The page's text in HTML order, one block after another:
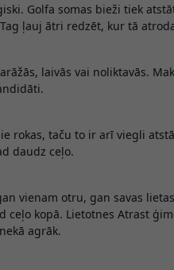
Golfa somas bieži tiek
ļauj ātri redzēt, kur tā
laivās vai noliktavās.
rokas, taču to ir arī viegli
daudz ceļo.
vienam otru, gan savas
ceļo kopā. Lietotnes Atrast
agrāk.